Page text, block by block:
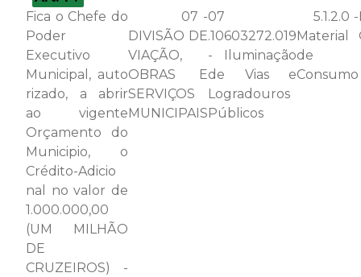
Fica o Chefe do
Poder
Executivo
Municipal, auto
rizado, a abrir
ao vigente
Orçamento do
Municipio, o
Crédito-Adicio
nal no valor de
1.000.000,00
(UM MILHÃO
DE
CRUZEIROS) -
07 -
DIVISÃO DE
VIAÇÃO,
OBRAS E
SERVIÇOS
MUNICIPAIS
07
.10603272.019
- Iluminação
de Vias e
Logradouros
Públicos
5.1.2.0 -
Material
de
Consumo